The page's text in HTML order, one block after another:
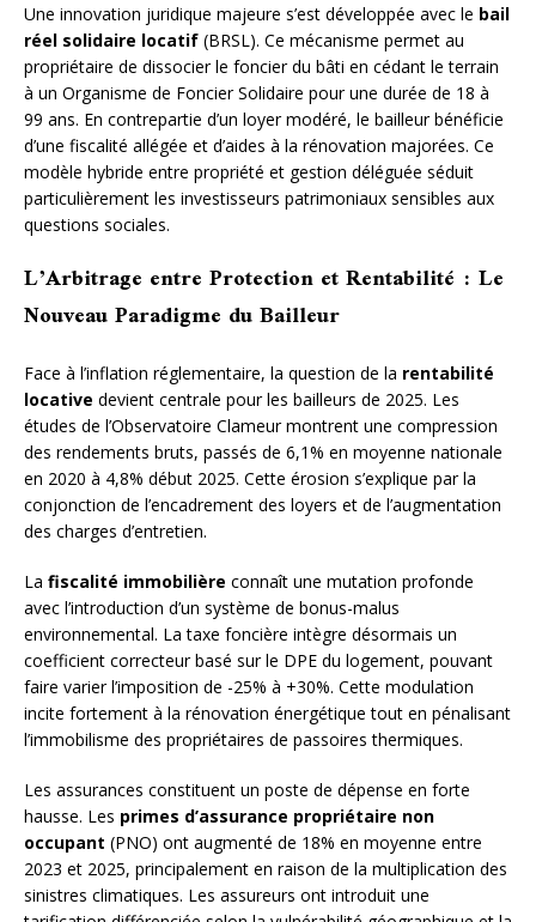
Une innovation juridique majeure s’est développée avec le bail
réel solidaire locatif (BRSL). Ce mécanisme permet au
propriétaire de dissocier le foncier du bâti en cédant le terrain
à un Organisme de Foncier Solidaire pour une durée de 18 à
99 ans. En contrepartie d’un loyer modéré, le bailleur bénéficie
d’une fiscalité allégée et d’aides à la rénovation majorées. Ce
modèle hybride entre propriété et gestion déléguée séduit
particulièrement les investisseurs patrimoniaux sensibles aux
questions sociales.
L’Arbitrage entre Protection et Rentabilité : Le
Nouveau Paradigme du Bailleur
Face à l’inflation réglementaire, la question de la rentabilité
locative devient centrale pour les bailleurs de 2025. Les
études de l’Observatoire Clameur montrent une compression
des rendements bruts, passés de 6,1% en moyenne nationale
en 2020 à 4,8% début 2025. Cette érosion s’explique par la
conjonction de l’encadrement des loyers et de l’augmentation
des charges d’entretien.
La fiscalité immobilière connaît une mutation profonde
avec l’introduction d’un système de bonus-malus
environnemental. La taxe foncière intègre désormais un
coefficient correcteur basé sur le DPE du logement, pouvant
faire varier l’imposition de -25% à +30%. Cette modulation
incite fortement à la rénovation énergétique tout en pénalisant
l’immobilisme des propriétaires de passoires thermiques.
Les assurances constituent un poste de dépense en forte
hausse. Les primes d’assurance propriétaire non
occupant (PNO) ont augmenté de 18% en moyenne entre
2023 et 2025, principalement en raison de la multiplication des
sinistres climatiques. Les assureurs ont introduit une